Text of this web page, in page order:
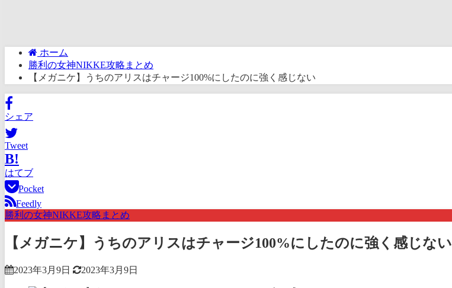
ホーム
勝利の女神NIKKE攻略まとめ
【メガニケ】うちのアリスはチャージ100%にしたのに強く感じない
シェア
Tweet
B!
はてブ
Pocket
Feedly
勝利の女神NIKKE攻略まとめ
【メガニケ】うちのアリスはチャージ100%にしたのに強く感じない
2023年3月9日 2023年3月9日